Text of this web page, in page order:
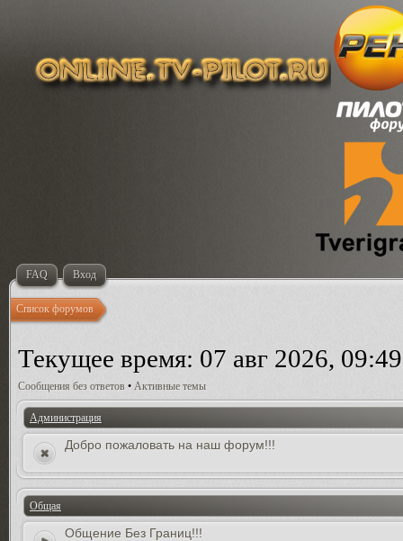
FAQ Вход
Список форумов
Текущее время: 07 авг 2026, 09:49
Сообщения без ответов • Активные темы
Администрация
Добро пожаловать на наш форум!!!
Общая
Общение Без Границ!!!